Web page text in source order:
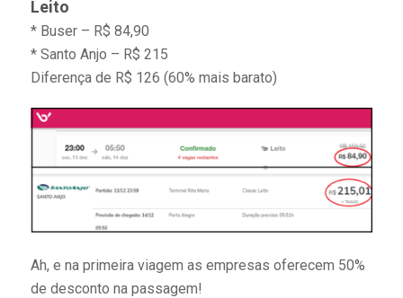
Leito
* Buser – R$ 84,90
* Santo Anjo – R$ 215
Diferença de R$ 126 (60% mais barato)
Ah, e na primeira viagem as empresas oferecem 50%
de desconto na passagem!